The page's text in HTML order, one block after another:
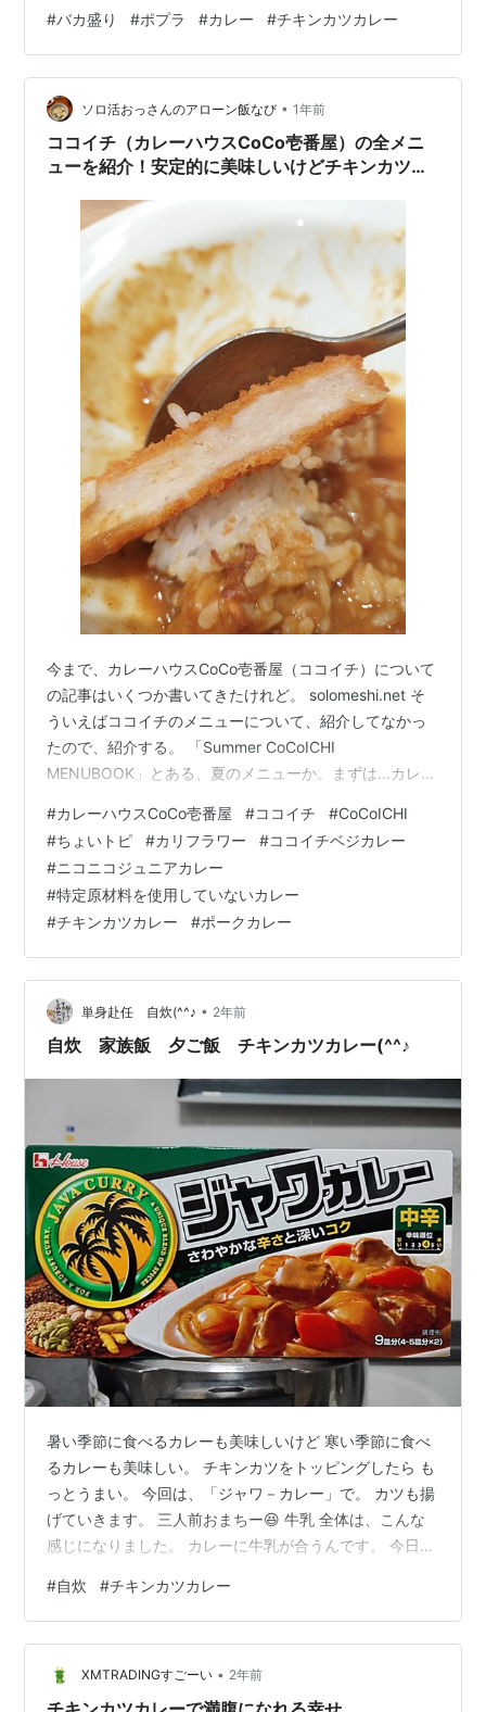
の写真がでかいといえば、加古川市日岡にあるカレーの
アガンも一緒です。 水餃子の写真、どんだけでかいね
ん？ 下のテーブルクロスの模様から推定するに、なぜか
約４倍に拡大。 もはや写真がでかすぎて、バックして見
ないと何が写っているのかわかりません。 この辺りはメ
ニュー写真を拡大する風…
#バカ盛り #ポプラ #カレー #チキンカツカレー
ソロ活おっさんのアローン飯なび • 1年前
ココイチ（カレーハウスCoCo壱番屋）の全メニ
ューを紹介！安定的に美味しいけどチキンカツカ
今まで、カレーハウスCoCo壱番屋（ココイチ）について
の記事はいくつか書いてきたけれど。 solomeshi.net そ
ういえばココイチのメニューについて、紹介してなかっ
たので、紹介する。 「Summer CoCoICHI
MENUBOOK」とある、夏のメニューか。まずは…カレー
ビーフカレー、ココイチベジカレー…こんなにソースの
種類あったのは知らなかった。辛さを強くすることはあ
るな俺も。2辛にしたり…最近は年食ったから、ノーマル
でもいいけどな。 ちょいトピ！ラインナップ、そう、ト
ッピングが豊富なのがココイチの魅力。定番ミックスメ
ニュー、そう、…
#カレーハウスCoCo壱番屋 #ココイチ #CoCoICHI
#ちょいトピ #カリフラワー #ココイチベジカレー
#ニコニコジュニアカレー
#特定原材料を使用していないカレー
#チキンカツカレー #ポークカレー
単身赴任 自炊(^^♪ • 2年前
自炊 家族飯 夕ご飯 チキンカツカレー(^^♪
暑い季節に食べるカレーも美味しいけど 寒い季節に食べ
るカレーも美味しい。 チキンカツをトッピングしたら も
っとうまい。 今回は、「ジャワ－カレー」で。 カツも揚
げていきます。 三人前おまちー😆 牛乳 全体は、こんな
感じになりました。 カレーに牛乳が合うんです。 今日も
今回は、 自炊 家族飯 夕ご飯 チキンカツカレー(^^♪ につ
いて書きました。 最後まで読んでいただきありがとうご
ざいます。
#自炊 #チキンカツカレー
XMTRADINGすごーい • 2年前